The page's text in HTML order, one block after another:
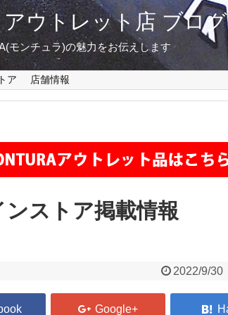
ウトレット店 ブログ
モンチュラ)の魅力をお伝えします
ア 店舗情報
ストア掲載情報
2022/9/30